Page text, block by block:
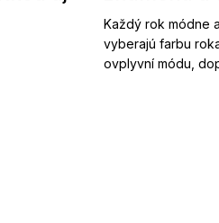
Každý rok módne
vyberajú farbu
ovplyvní módu,